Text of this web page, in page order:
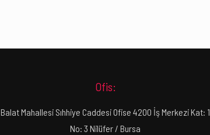
Ofis:
Balat Mahallesi Sıhhiye Caddesi Ofise 4200 İş Merkezi Kat: 1
No: 3 Nilüfer / Bursa